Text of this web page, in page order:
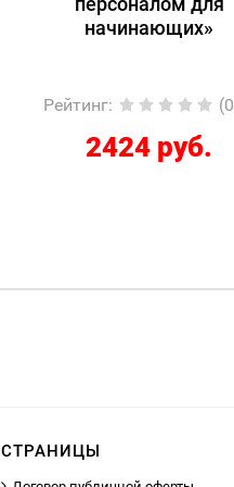
Рейтинг:
286 руб.
СТРАНИЦЫ